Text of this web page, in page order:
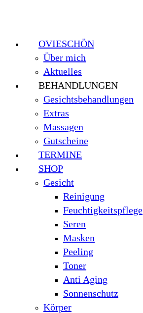
OVIESCHÖN
Über mich
Aktuelles
BEHANDLUNGEN
Gesichtsbehandlungen
Extras
Massagen
Gutscheine
TERMINE
SHOP
Gesicht
Reinigung
Feuchtigkeitspflege
Seren
Masken
Peeling
Toner
Anti Aging
Sonnenschutz
Körper